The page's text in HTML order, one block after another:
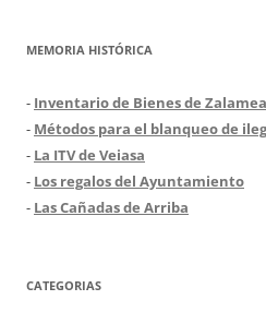
MEMORIA HISTÓRICA
- Inventario de Bienes de
- Métodos para el blanqueo de
- La ITV de Veiasa
- Los regalos del Ayuntamiento
- Las Cañadas de Arriba
CATEGORIAS